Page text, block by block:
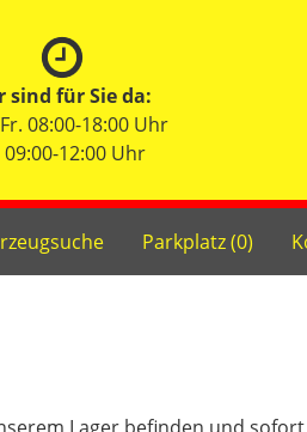
sind für Sie da:
08:00-18:00 Uhr
09:00-12:00 Uhr
Parkplatz (0)